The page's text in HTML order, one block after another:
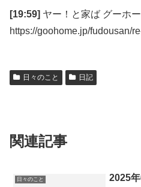
[19:59] ヤー！と家ば グーホ
https://goohome.jp/fudousan/
日々のこと 日記
関連記事
日々のこと 2025年